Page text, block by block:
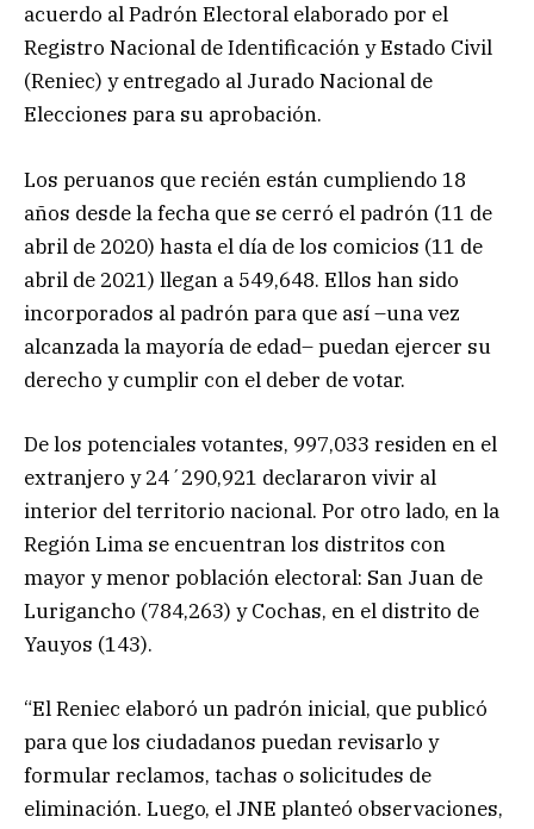
acuerdo al Padrón Electoral elaborado por el
Registro Nacional de Identificación y Estado Civil
(Reniec) y entregado al Jurado Nacional de
Elecciones para su aprobación.
Los peruanos que recién están cumpliendo 18
años desde la fecha que se cerró el padrón (11 de
abril de 2020) hasta el día de los comicios (11 de
abril de 2021) llegan a 549,648. Ellos han sido
incorporados al padrón para que así –una vez
alcanzada la mayoría de edad– puedan ejercer su
derecho y cumplir con el deber de votar.
De los potenciales votantes, 997,033 residen en el
extranjero y 24´290,921 declararon vivir al
interior del territorio nacional. Por otro lado, en la
Región Lima se encuentran los distritos con
mayor y menor población electoral: San Juan de
Lurigancho (784,263) y Cochas, en el distrito de
Yauyos (143).
“El Reniec elaboró un padrón inicial, que publicó
para que los ciudadanos puedan revisarlo y
formular reclamos, tachas o solicitudes de
eliminación. Luego, el JNE planteó observaciones,